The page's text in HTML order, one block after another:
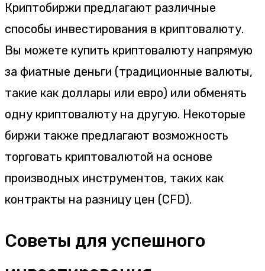
Криптобиржи предлагают различные
способы инвестирования в криптовалюту.
Вы можете купить криптовалюту напрямую
за фиатные деньги (традиционные валюты,
такие как доллары или евро) или обменять
одну криптовалюту на другую. Некоторые
биржи также предлагают возможность
торговать криптовалютой на основе
производных инструментов, таких как
контракты на разницу цен (CFD).
Советы для успешного